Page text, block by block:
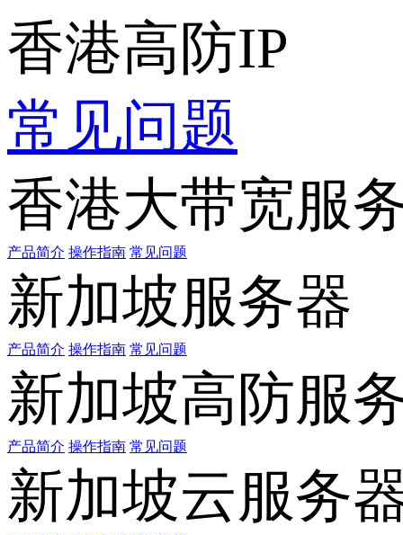
香港高防IP
常见问题
香港大带宽服
产品简介 操作指南 常见问题
新加坡服务器
产品简介 操作指南 常见问题
新加坡高防服
产品简介 操作指南 常见问题
新加坡云服务